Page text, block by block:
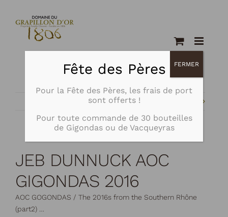
contenu
Précédent
JEB DUNNUCK AOC
GIGONDAS 2016
AOC GOGONDAS / The 2016s from the Southern Rhône
(part2) …
Fête des Pères
Pour la Fête des Pères, les frais de port
sont offerts !
Pour toute commande de 30 bouteilles
de Gigondas ou de Vacqueyras
FERMER